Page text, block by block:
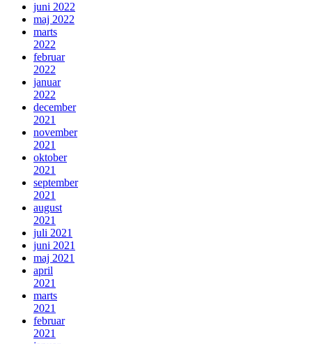
juni 2022
maj 2022
marts
2022
februar
2022
januar
2022
december
2021
november
2021
oktober
2021
september
2021
august
2021
juli 2021
juni 2021
maj 2021
april
2021
marts
2021
februar
2021